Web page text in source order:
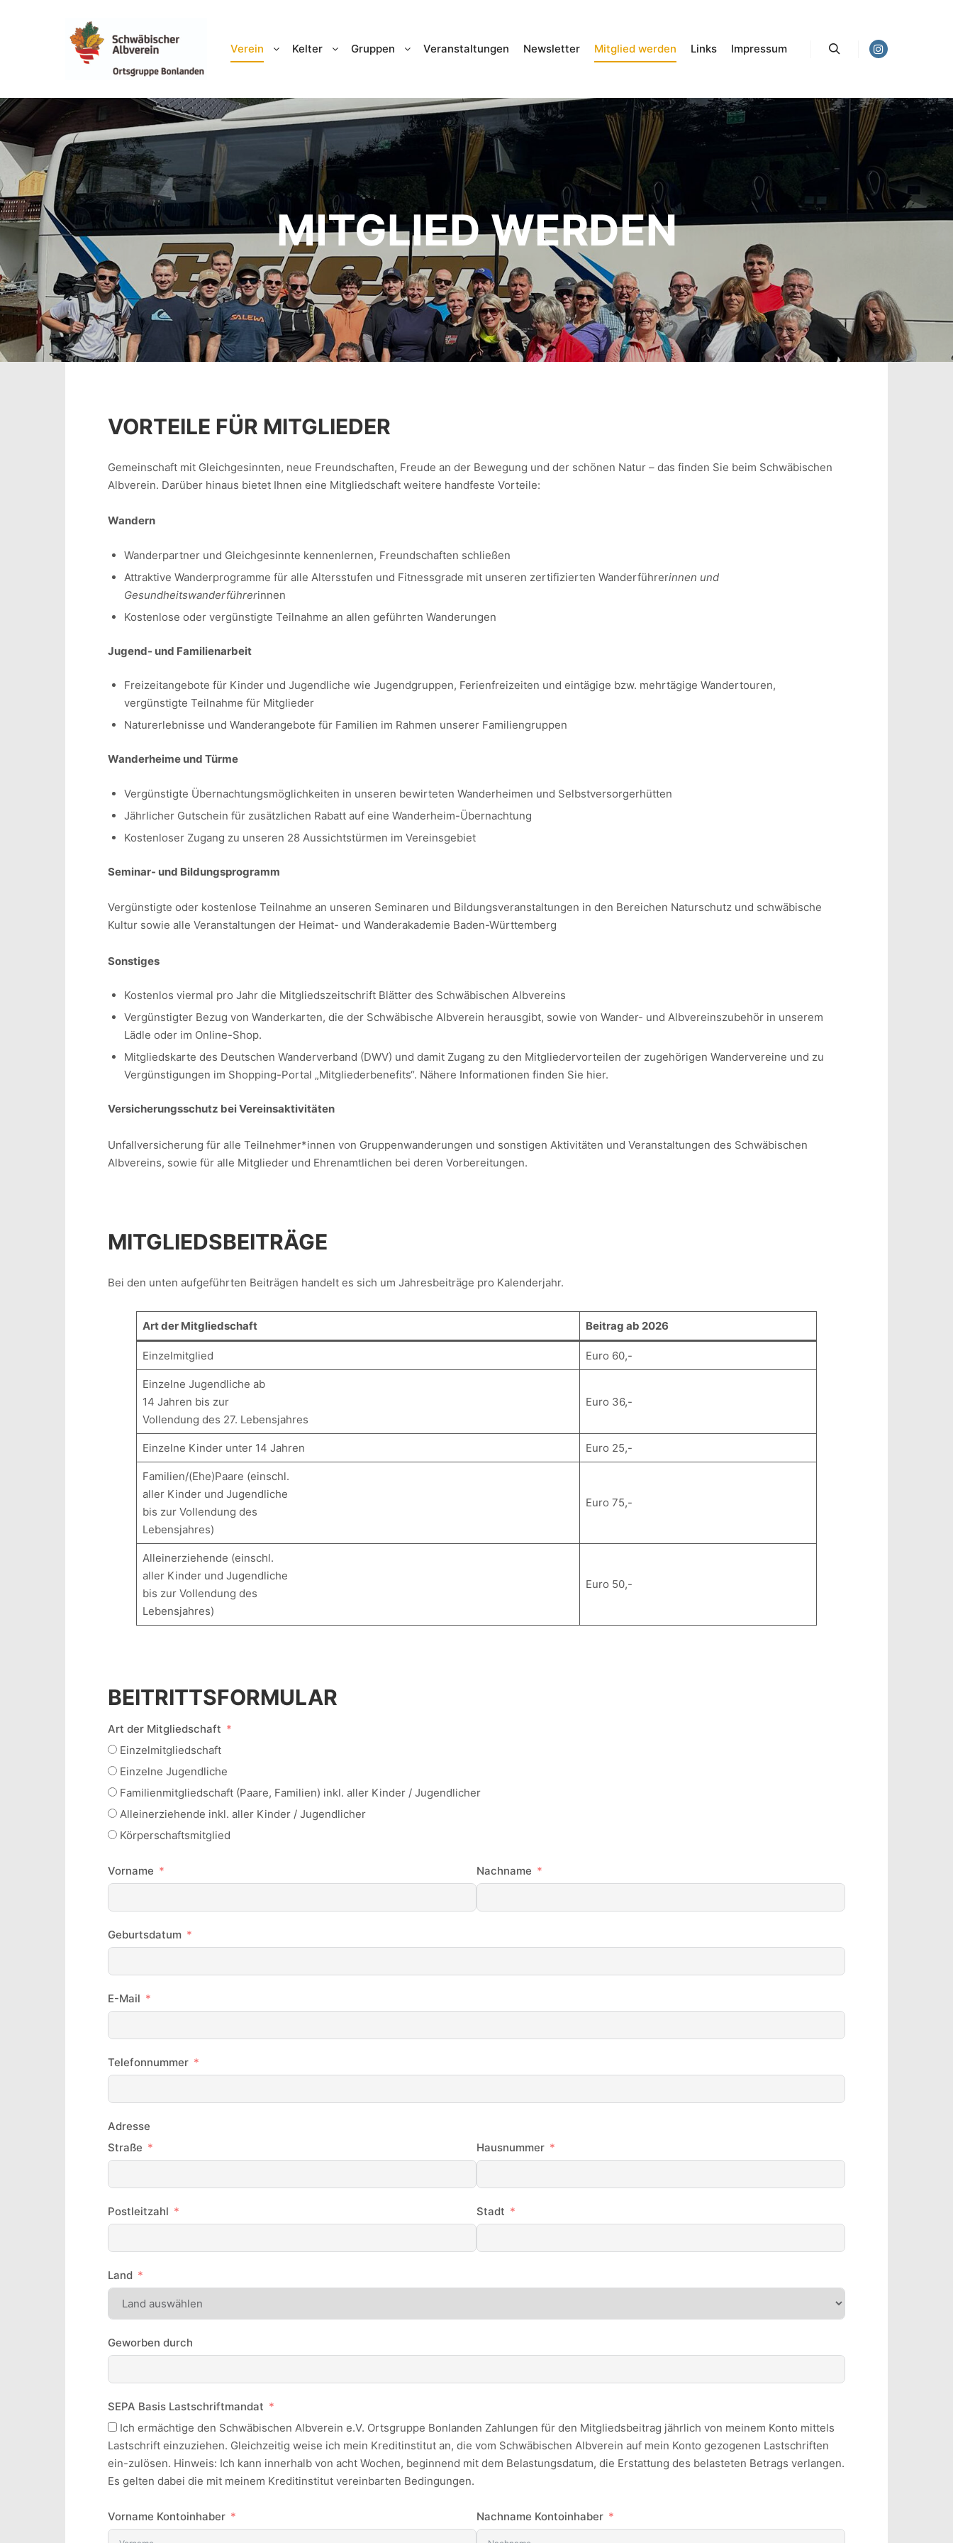
Verein Kelter Gruppen Veranstaltungen Newsletter Mitglied werden Links Impressum
MITGLIED WERDEN
VORTEILE FÜR MITGLIEDER
Gemeinschaft mit Gleichgesinnten, neue Freundschaften, Freude an der Bewegung und der schönen Natur – das finden Sie beim Schwäbischen
Albverein. Darüber hinaus bietet Ihnen eine Mitgliedschaft weitere handfeste Vorteile:
Wandern
Wanderpartner und Gleichgesinnte kennenlernen, Freundschaften schließen
Attraktive Wanderprogramme für alle Altersstufen und Fitnessgrade mit unseren zertifizierten Wanderführerinnen und
Gesundheitswanderführerinnen
Kostenlose oder vergünstigte Teilnahme an allen geführten Wanderungen
Jugend- und Familienarbeit
Freizeitangebote für Kinder und Jugendliche wie Jugendgruppen, Ferienfreizeiten und eintägige bzw. mehrtägige Wandertouren,
vergünstigte Teilnahme für Mitglieder
Naturerlebnisse und Wanderangebote für Familien im Rahmen unserer Familiengruppen
Wanderheime und Türme
Vergünstigte Übernachtungsmöglichkeiten in unseren bewirteten Wanderheimen und Selbstversorgerhütten
Jährlicher Gutschein für zusätzlichen Rabatt auf eine Wanderheim-Übernachtung
Kostenloser Zugang zu unseren 28 Aussichtstürmen im Vereinsgebiet
Seminar- und Bildungsprogramm
Vergünstigte oder kostenlose Teilnahme an unseren Seminaren und Bildungsveranstaltungen in den Bereichen Naturschutz und schwäbische
Kultur sowie alle Veranstaltungen der Heimat- und Wanderakademie Baden-Württemberg
Sonstiges
Kostenlos viermal pro Jahr die Mitgliedszeitschrift Blätter des Schwäbischen Albvereins
Vergünstigter Bezug von Wanderkarten, die der Schwäbische Albverein herausgibt, sowie von Wander- und Albvereinszubehör in unserem
Lädle oder im Online-Shop.
Mitgliedskarte des Deutschen Wanderverband (DWV) und damit Zugang zu den Mitgliedervorteilen der zugehörigen Wandervereine und zu
Vergünstigungen im Shopping-Portal „Mitgliederbenefits“. Nähere Informationen finden Sie hier.
Versicherungsschutz bei Vereinsaktivitäten
Unfallversicherung für alle Teilnehmer*innen von Gruppenwanderungen und sonstigen Aktivitäten und Veranstaltungen des Schwäbischen
Albvereins, sowie für alle Mitglieder und Ehrenamtlichen bei deren Vorbereitungen.
MITGLIEDSBEITRÄGE
Bei den unten aufgeführten Beiträgen handelt es sich um Jahresbeiträge pro Kalenderjahr.
Art der Mitgliedschaft Beitrag ab 2026
Einzelmitglied Euro 60,-
Einzelne Jugendliche ab
14 Jahren bis zur
Vollendung des 27. Lebensjahres
Euro 36,-
Einzelne Kinder unter 14 Jahren Euro 25,-
Familien/(Ehe)Paare (einschl.
aller Kinder und Jugendliche
bis zur Vollendung des
Lebensjahres)
Euro 75,-
Alleinerziehende (einschl.
aller Kinder und Jugendliche
bis zur Vollendung des
Lebensjahres)
Euro 50,-
BEITRITTSFORMULAR
Art der Mitgliedschaft
Einzelmitgliedschaft
Einzelne Jugendliche
Familienmitgliedschaft (Paare, Familien) inkl. aller Kinder / Jugendlicher
Alleinerziehende inkl. aller Kinder / Jugendlicher
Körperschaftsmitglied
Vorname Nachname
Geburtsdatum
E-Mail
Telefonnummer
Adresse
Straße
Hausnummer
Postleitzahl Stadt
Land
Geworben durch
SEPA Basis Lastschriftmandat
Ich ermächtige den Schwäbischen Albverein e.V. Ortsgruppe Bonlanden Zahlungen für den Mitgliedsbeitrag jährlich von meinem Konto mittels
Lastschrift einzuziehen. Gleichzeitig weise ich mein Kreditinstitut an, die vom Schwäbischen Albverein auf mein Konto gezogenen Lastschriften
ein-zulösen. Hinweis: Ich kann innerhalb von acht Wochen, beginnend mit dem Belastungsdatum, die Erstattung des belasteten Betrags verlangen.
Es gelten dabei die mit meinem Kreditinstitut vereinbarten Bedingungen.
Vorname Kontoinhaber Nachname Kontoinhaber